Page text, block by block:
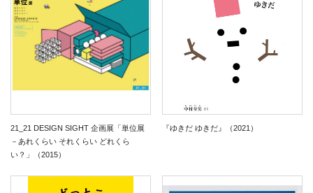
21_21 DESIGN SIGHT 企画展「単位展
－あれくらい それくらい どれくら
い？」（2015）
『ゆきだ ゆきだ』（2021）